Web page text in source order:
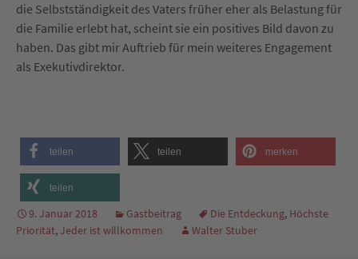
die Selbstständigkeit des Vaters früher eher als Belastung für
die Familie erlebt hat, scheint sie ein positives Bild davon zu
haben. Das gibt mir Auftrieb für mein weiteres Engagement
als Exekutivdirektor.
teilen teilen merken
teilen
9. Januar 2018 Gastbeitrag Die Entdeckung, Höchste
Priorität, Jeder ist willkommen Walter Stuber